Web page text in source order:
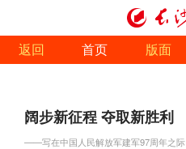
返回 首页 版面
阔步新征程 夺取新胜利
——写在中国人民解放军建军97周年之际